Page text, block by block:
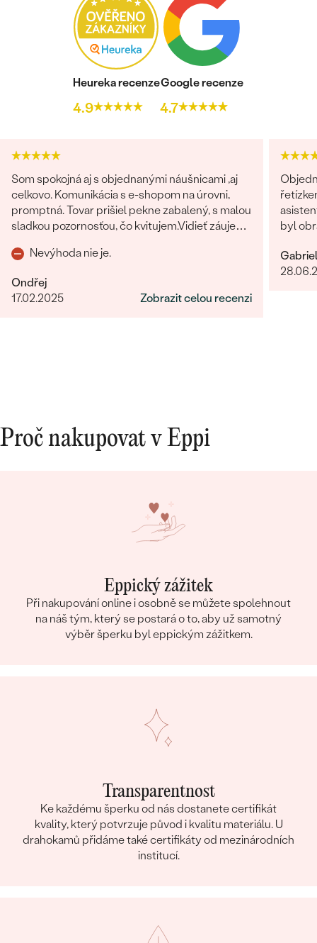
Heureka recenze
4.9
Google recenze
4.7
Som spokojná aj s objednanými náušnicami ,aj
celkovo. Komunikácia s e-shopom na úrovni,
promptná. Tovar prišiel pekne zabalený, s malou
sladkou pozornosťou, čo kvitujem.Vidieť záujem
Nevýhoda nie je.
Ondřej
17.02.2025
Zobrazit celou recenzi
byl
je
Proč nakupovat v Eppi
Eppický zážitek
Při nakupování online i osobně se můžete spolehnout
na náš tým, který se postará o to, aby už samotný
výběr šperku byl eppickým zážitkem.
Transparentnost
Ke každému šperku od nás dostanete certifikát
kvality, který potvrzuje původ i kvalitu materiálu. U
drahokamů přidáme také certifikáty od mezinárodních
institucí.